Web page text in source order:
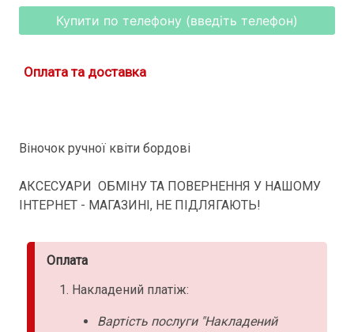
Купити по телефону (введіть телефон)
Оплата та доставка
Віночок ручної квіти бордові
АКСЕСУАРИ ОБМІНУ ТА ПОВЕРНЕННЯ У НАШОМУ
ІНТЕРНЕТ - МАГАЗИНІ, НЕ ПІДЛЯГАЮТЬ!
Оплата
Накладений платіж:
Вартість послуги "Накладений